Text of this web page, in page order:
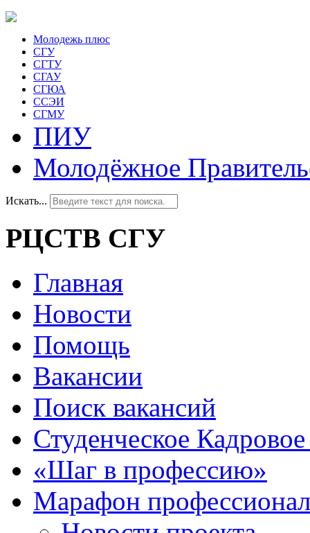
Молодежь плюс
СГУ
СГТУ
СГАУ
СГЮА
ССЭИ
СГМУ
ПИУ
Молодёжное
Искать...
РЦСТВ СГУ
Главная
Новости
Помощь
Вакансии
Поиск вакансий
Студенческое Кадровое
«Шаг в профессию»
Марафон